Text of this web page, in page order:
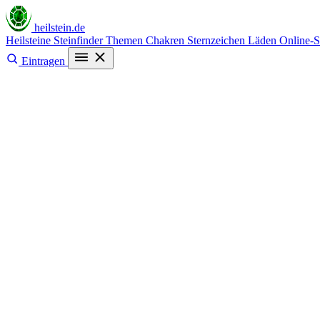
heilstein.de
Heilsteine SteinfinderThemen Chakren Sternzeichen Läden Online-
Eintragen